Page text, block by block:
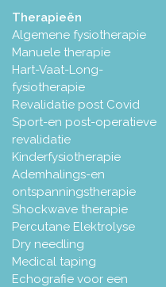
Therapieën
Algemene fysiotherapie
Manuele therapie
Hart-Vaat-Long-
fysiotherapie
Revalidatie post Covid
Sport-en post-operatieve
revalidatie
Kinderfysiotherapie
Ademhalings-en
ontspanningstherapie
Shockwave therapie
Percutane Elektrolyse
Dry needling
Medical taping
Echografie voor een